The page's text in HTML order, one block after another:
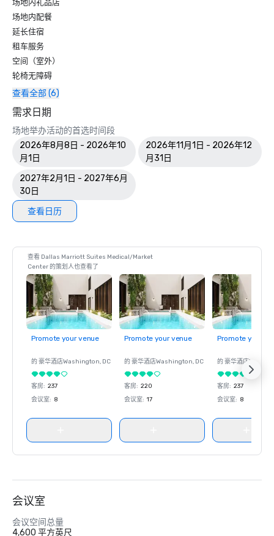
场地内礼品店
场地内配餐
延长住宿
租车服务
空间（室外）
轮椅无障碍
查看全部 (6)
需求日期
场地举办活动的首选时间段
2026年8月8日 - 2026年10
月1日
2026年11月1日 - 2026年12
月31日
2027年2月1日 - 2027年6月
30日
查看日历
查看 Dallas Marriott Suites Medical/Market
Center 的策划人也查看了
Promote your venue
的 豪华酒店Washington, DC
客房: 237
会议室: 8
Promote your venue
的 豪华酒店Washington, DC
客房: 220
会议室: 17
Promote your
的 豪华酒店
客房: 237
会议室: 8
会议室
会议空间总量
4,600 平方英尺